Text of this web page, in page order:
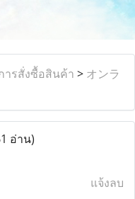
ารสั่งซื้อสินค้า > オンラ
อ่าน)
แจ้งลบ